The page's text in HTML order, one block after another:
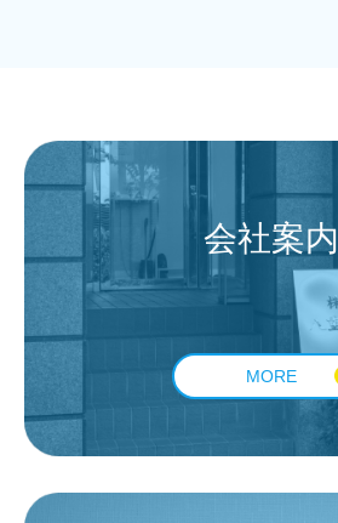
会社案内
MORE